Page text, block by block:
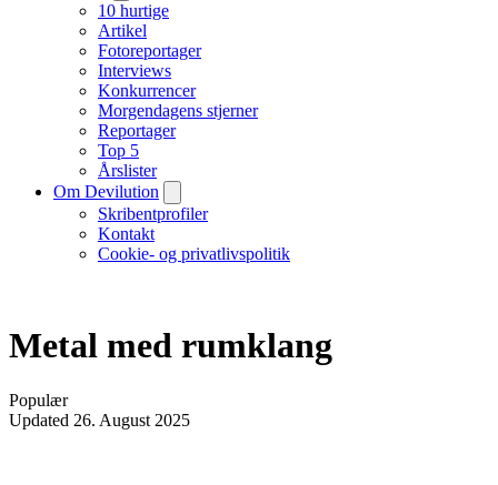
10 hurtige
Artikel
Fotoreportager
Interviews
Konkurrencer
Morgendagens stjerner
Reportager
Top 5
Årslister
Om Devilution
Skribentprofiler
Kontakt
Cookie- og privatlivspolitik
Metal med rumklang
Populær
Updated 26. August 2025